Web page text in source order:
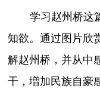
学习赵州桥这
知欲。通过图片欣
解赵州桥，并从中
干，増加民族自豪